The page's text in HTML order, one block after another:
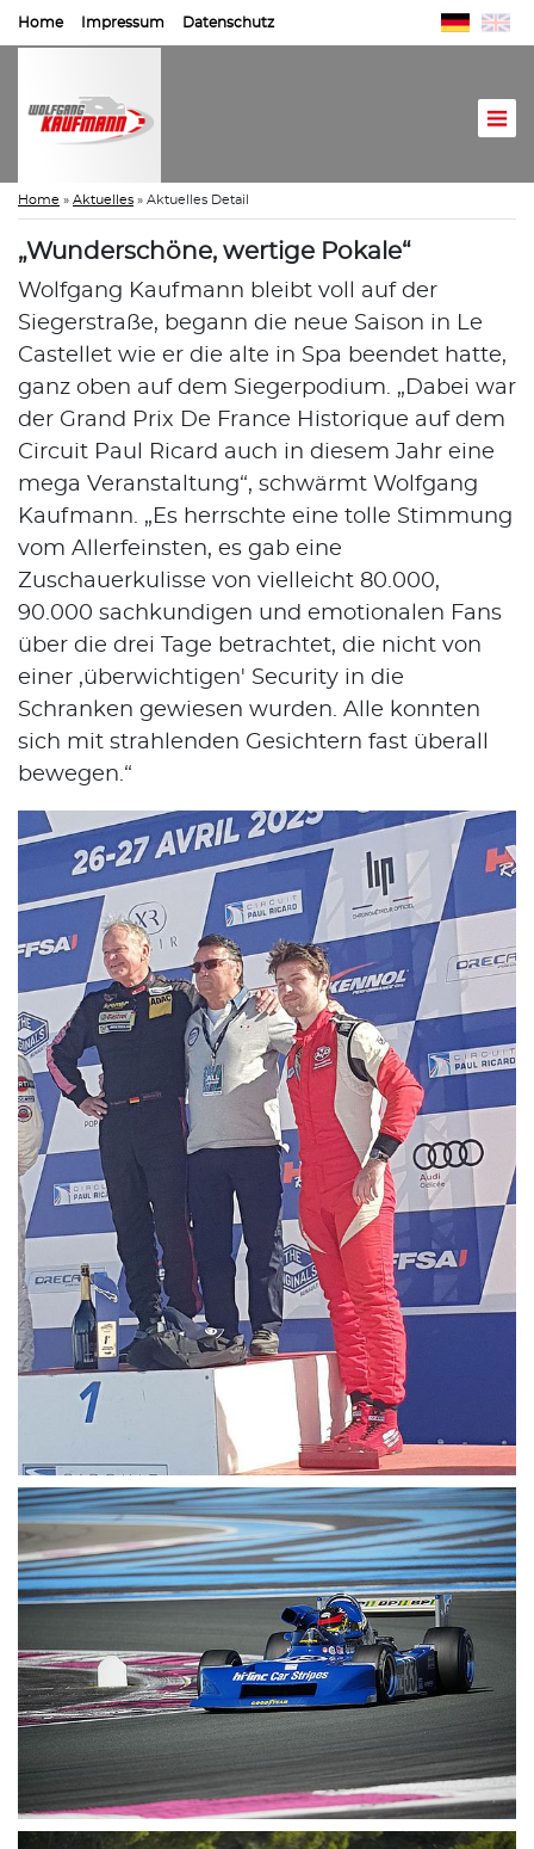
Home Impressum Datenschutz
Home » Aktuelles » Aktuelles Detail
„Wunderschöne, wertige Pokale“
Wolfgang Kaufmann bleibt voll auf der
Siegerstraße, begann die neue Saison in Le
Castellet wie er die alte in Spa beendet hatte,
ganz oben auf dem Siegerpodium. „Dabei war
der Grand Prix De France Historique auf dem
Circuit Paul Ricard auch in diesem Jahr eine
mega Veranstaltung“, schwärmt Wolfgang
Kaufmann. „Es herrschte eine tolle Stimmung
vom Allerfeinsten, es gab eine
Zuschauerkulisse von vielleicht 80.000,
90.000 sachkundigen und emotionalen Fans
über die drei Tage betrachtet, die nicht von
einer ,überwichtigen' Security in die
Schranken gewiesen wurden. Alle konnten
sich mit strahlenden Gesichtern fast überall
bewegen.“